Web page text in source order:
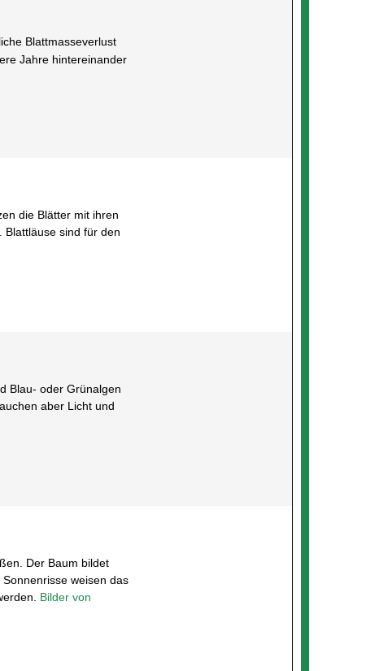
Blattmasseverlust
Jahre hintereinander
die Blätter mit ihren
Blattläuse sind für den
Blau- oder Grünalgen
aber Licht und
Der Baum bildet
weisen das
Bilder von